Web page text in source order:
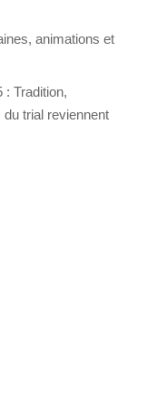
animations et
: Tradition,
trial reviennent